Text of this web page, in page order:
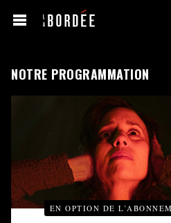
NOTRE PROGRAMMATION
EN OPTION DE